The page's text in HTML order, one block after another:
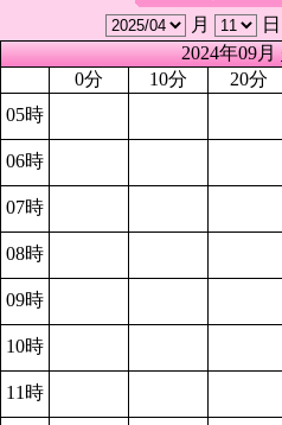
月
日
2024年09月
0分
10分 20分
05時
06時
07時
08時
09時
10時
11時